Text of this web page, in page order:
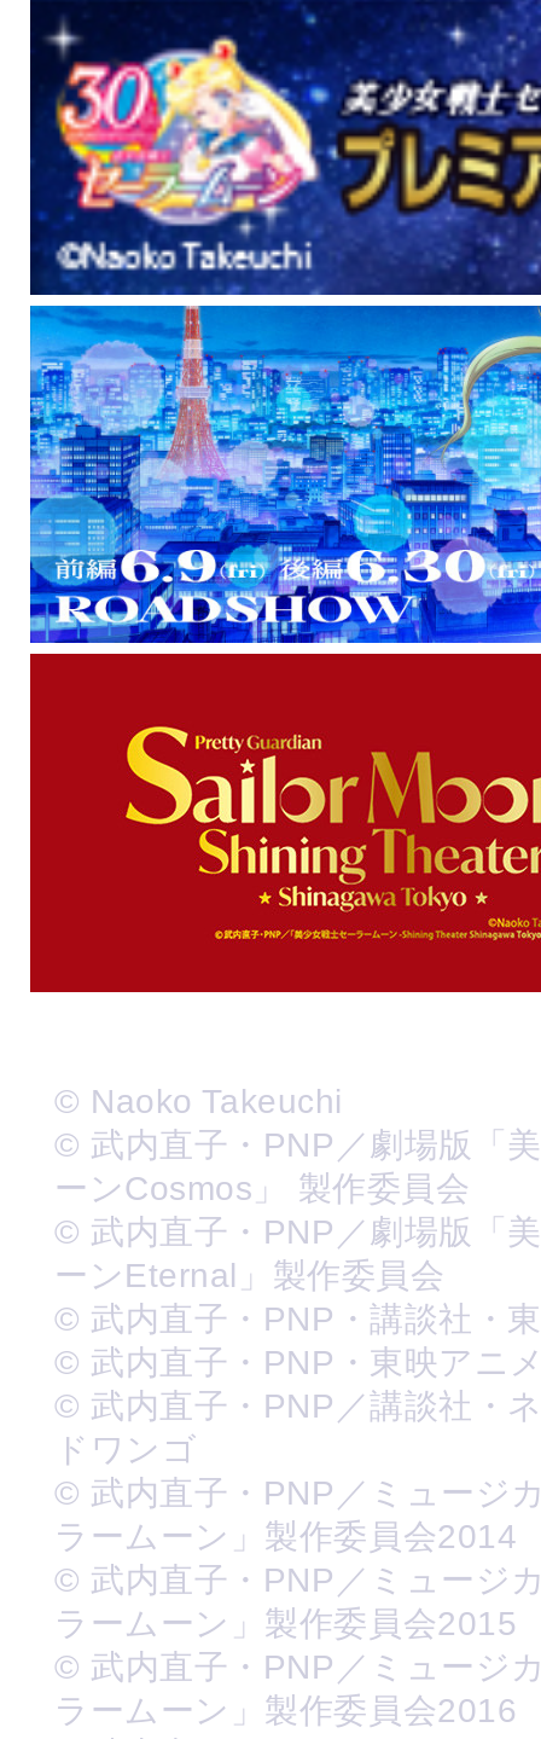
© Naoko Takeuchi
© 武内直子・PNP／劇場版「
ーンCosmos」 製作委員会
© 武内直子・PNP／劇場版「
ーンEternal」製作委員会
© 武内直子・PNP・講談社・
© 武内直子・PNP・東映アニ
© 武内直子・PNP／講談社・
ドワンゴ
© 武内直子・PNP／ミュージ
ラームーン」製作委員会2014
© 武内直子・PNP／ミュージ
ラームーン」製作委員会2015
© 武内直子・PNP／ミュージ
ラームーン」製作委員会2016